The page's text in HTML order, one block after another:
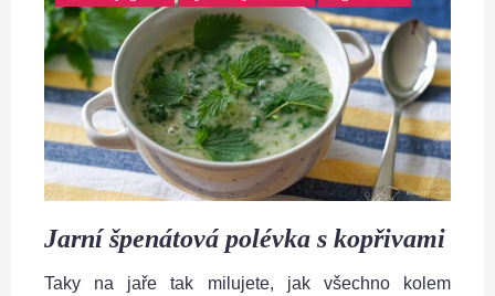
Jarní špenátová polévka s kopřivami
Taky na jaře tak milujete, jak všechno kolem